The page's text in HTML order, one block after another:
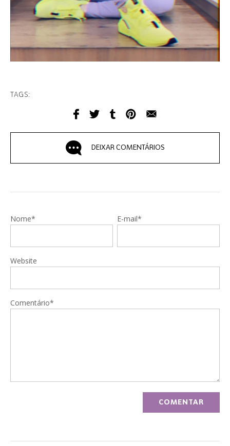
TAGS:
DEIXAR COMENTÁRIOS
Nome* E-mail*
Website
Comentário*